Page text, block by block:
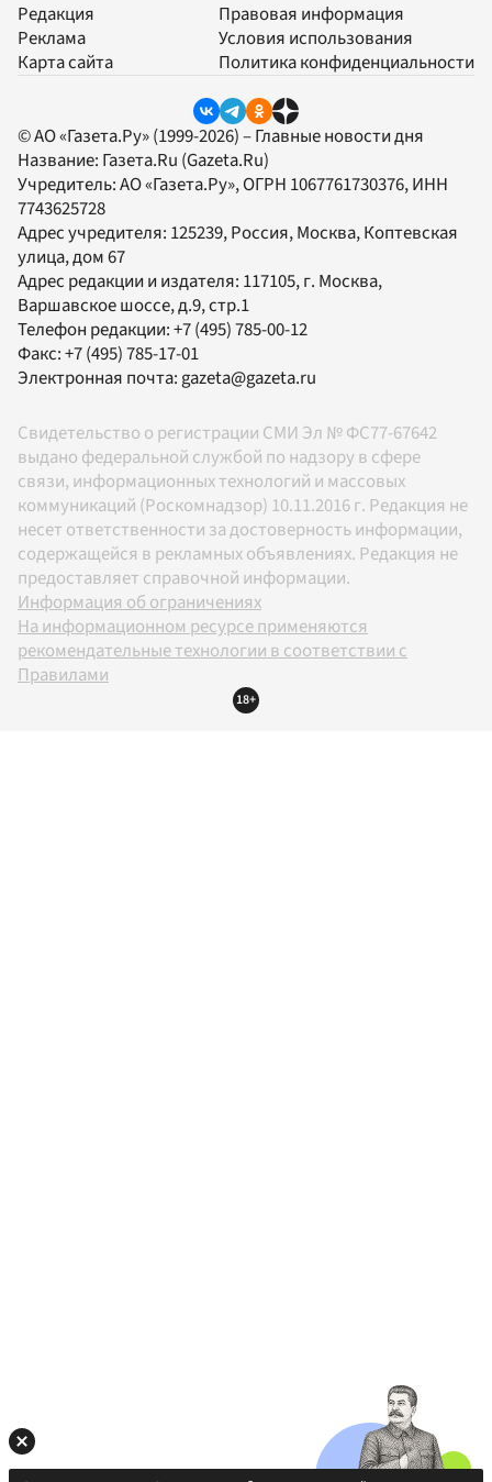
Редакция
Реклама
Карта сайта
Правовая информация
Условия использования
Политика конфиденциальности
© АО «Газета.Ру» (1999-2026) – Главные новости дня
Название: Газета.Ru (Gazeta.Ru)
Учредитель:АО «Газета.Ру», ОГРН 1067761730376, ИНН
7743625728
Адрес учредителя: 125239, Россия, Москва, Коптевская
улица, дом 67
Адрес редакции и издателя: 117105, г. Москва,
Варшавское шоссе, д.9, стр.1
Телефон редакции:+7 (495) 785-00-12
Факс:+7 (495) 785-17-01
Электронная почта: gazeta@gazeta.ru
Свидетельство о регистрации СМИ Эл № ФС77-67642
выдано федеральной службой по надзору в сфере
связи, информационных технологий и массовых
коммуникаций (Роскомнадзор) 10.11.2016 г. Редакция не
несет ответственности за достоверность информации,
содержащейся в рекламных объявлениях. Редакция не
предоставляет справочной информации.
Информация об ограничениях
На информационном ресурсе применяются
рекомендательные технологии в соответствии с
Правилами
18+